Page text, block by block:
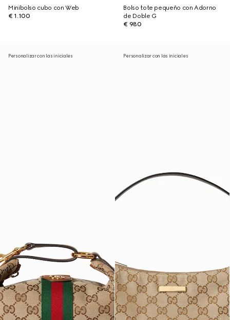
Minibolso cubo con Web
€ 1.100
Bolso tote pequeño con Adorno
de Doble G
€ 980
Personalizar con las iniciales Personalizar con las iniciales